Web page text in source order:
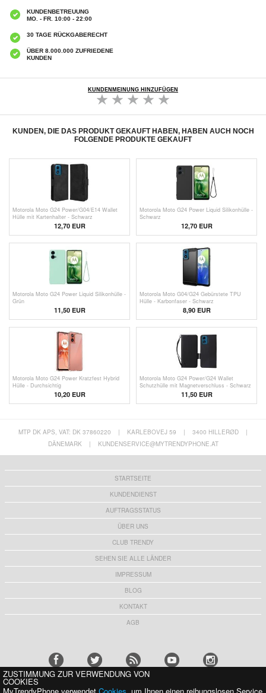
KUNDENBETREUUNG
MO. - FR. 10:00 - 22:00
30 TAGE RÜCKGABERECHT
ÜBER 8.000.000 ZUFRIEDENE
KUNDEN
KUNDENMEINUNG HINZUFÜGEN
KUNDEN, DIE DAS PRODUKT GEKAUFT HABEN, HABEN AUCH NOCH
FOLGENDE PRODUKTE GEKAUFT
Motorola Moto G24 Power/G04/E14 Wallet
Hülle mit Kartenhalter - Schwarz
12,70 EUR
Motorola Moto G24 Power Liquid Silikonhülle -
Schwarz
12,70 EUR
Motorola Moto G24 Power Liquid Silikonhülle -
Grün
11,50 EUR
Motorola Moto G04/G24 Gebürstete TPU
Hülle - Karbonfaser - Schwarz
8,90 EUR
Motorola Moto G24 Power Kratzfest Hybrid
Hülle - Durchsichtig
10,20 EUR
Motorola Moto G24 Power/G24 Wallet
Schutzhülle mit Magnetverschluss - Schwarz
11,50 EUR
MTP DK APS, VAT: DK 37860220 | KARLEBOVEJ 59 | 3400 HILLERØD
|
DÄNEMARK
| KUNDENSERVICE@MYTRENDYPHONE.AT
STARTSEITE
KUNDENDIENST
AUFTRAGSSTATUS
ÜBER UNS
CLUB TRENDY
SEHEN SIE ALLE LÄNDER
IMPRESSUM
BLOG
KONTAKT
AGB
ZUSTIMMUNG ZUR VERWENDUNG VON
COOKIES